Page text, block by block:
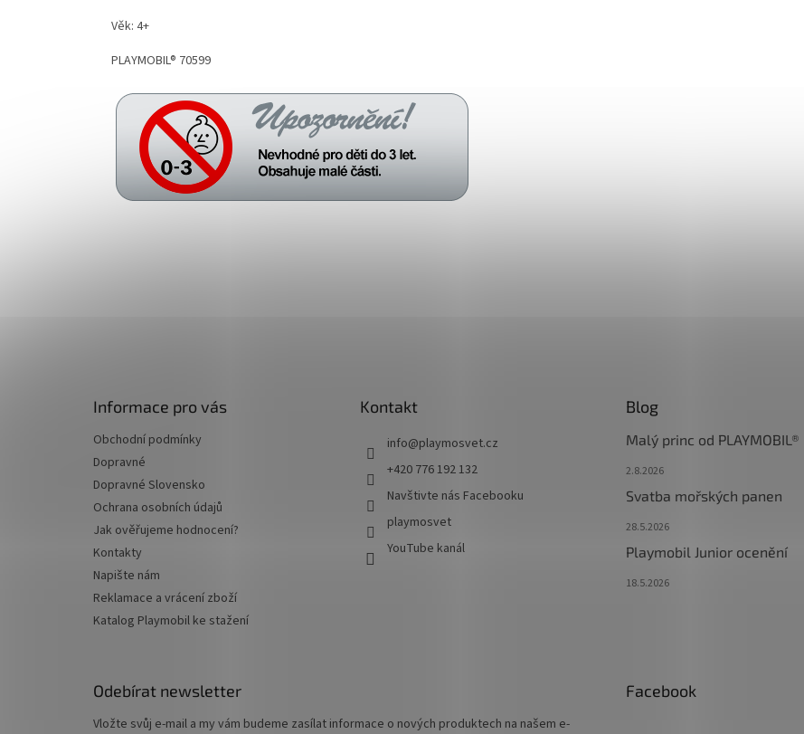
Věk: 4+
PLAYMOBIL® 70599
Informace pro vás
Obchodní podmínky
Dopravné
Dopravné Slovensko
Ochrana osobních údajů
Jak ověřujeme hodnocení?
Kontakty
Napište nám
Reklamace a vrácení zboží
Katalog Playmobil ke stažení
Kontakt
info@playmosvet.cz
+420 776 192 132
Navštivte nás Facebooku
playmosvet
YouTube kanál
Blog
Malý princ od PLAYMOBIL®
2.8.2026
Svatba mořských panen
28.5.2026
Playmobil Junior ocenění
18.5.2026
Odebírat newsletter
Vložte svůj e-mail a my vám budeme zasílat informace o nových produktech na našem e-
Facebook